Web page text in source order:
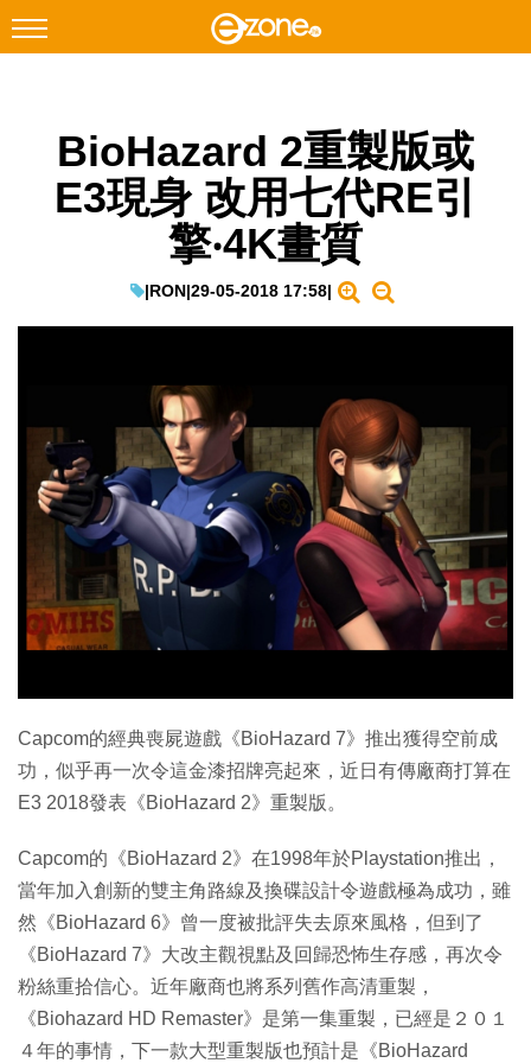
Facebook Instagram
科技焦點
教學評測
IT Times
生成式AI與雲端應用
Enterprise Digital Transformation
BioHazard 2重製版或
E3現身 改用七代RE引
擎‧4K畫質
|RON|29-05-2018 17:58|
Capcom的經典喪屍遊戲《BioHazard 7》推出獲得空前成
功，似乎再一次令這金漆招牌亮起來，近日有傳廠商打算在
E3 2018發表《BioHazard 2》重製版。
Capcom的《BioHazard 2》在1998年於Playstation推出，
當年加入創新的雙主角路線及換碟設計令遊戲極為成功，雖
然《BioHazard 6》曾一度被批評失去原來風格，但到了
《BioHazard 7》大改主觀視點及回歸恐怖生存感，再次令
粉絲重拾信心。近年廠商也將系列舊作高清重製，
《Biohazard HD Remaster》是第一集重製，已經是２０１
４年的事情，下一款大型重製版也預計是《BioHazard